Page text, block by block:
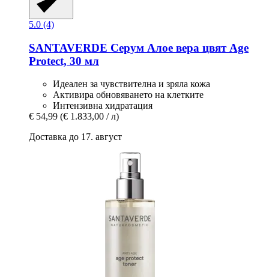
5.0 (4)
SANTAVERDE Серум Алое вера цвят Age
Protect, 30 мл
Идеален за чувствителна и зряла кожа
Активира обновяването на клетките
Интензивна хидратация
€ 54,99 (€ 1.833,00 / л)
Доставка до 17. август